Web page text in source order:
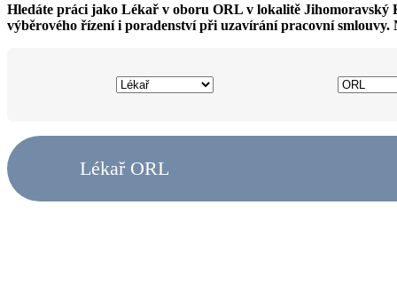
Hledáte práci jako Lékař v oboru ORL v lokalitě Jihomoravský
výběrového řízení i poradenství při uzavírání pracovní smlouvy.
Lékař ORL